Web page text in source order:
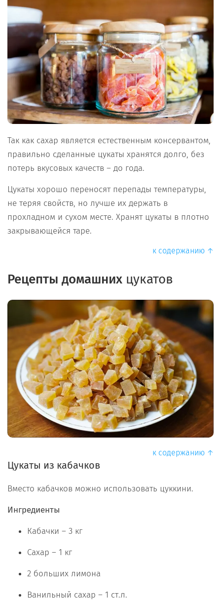
Так как сахар является естественным консервантом,
правильно сделанные цукаты хранятся долго, без
потерь вкусовых качеств – до года.
Цукаты хорошо переносят перепады температуры,
не теряя свойств, но лучше их держать в
прохладном и сухом месте. Хранят цукаты в плотно
закрывающейся таре.
к содержанию ↑
Рецепты домашних цукатов
к содержанию ↑
Цукаты из кабачков
Вместо кабачков можно использовать цуккини.
Ингредиенты
Кабачки – 3 кг
Сахар – 1 кг
2 больших лимона
Ванильный сахар – 1 ст.л.